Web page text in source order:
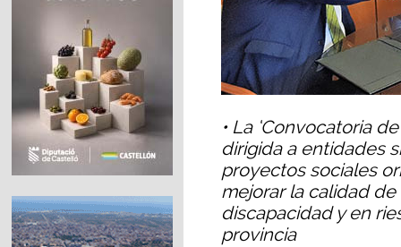
• La ‘Convocatoria
dirigida a entidades
proyectos sociales
mejorar la calidad
discapacidad y en
provincia